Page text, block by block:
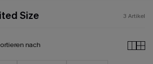
Size 3 Artikel
nach